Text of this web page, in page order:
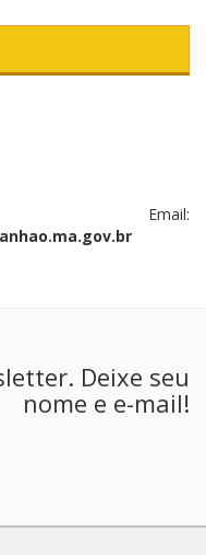
Deixe seu
nome e e-mail!